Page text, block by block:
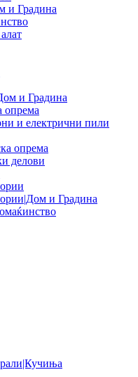
и Градина
и Градина
опрема
и електрични пили
опрема
делови
и Градина